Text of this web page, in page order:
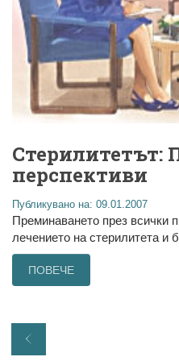
Стерилитетът:
перспективи
Публикувано на: 09.01.2007
Преминаването през всички
лечението на стерилитета и
ПОВЕЧЕ